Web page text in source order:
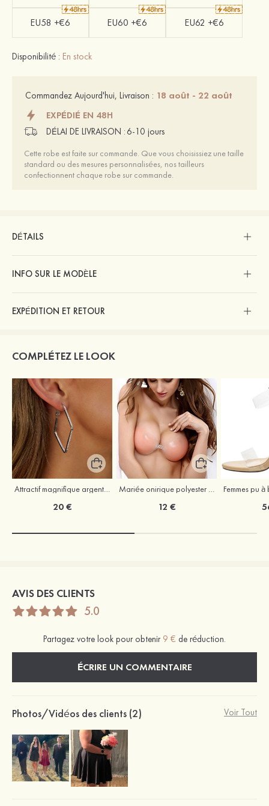
EU58 +€6 EU60 +€6 EU62 +€6
Disponibilité : En stock
Commandez Aujourd'hui, Livraison : 18 août - 22 août
EXPÉDIÉ EN 48H
DÉLAI DE LIVRAISON : 6-10 jours
Cette robe est faite sur commande. Que vous choisissiez une taille
standard ou des mesures personnalisées, nos tailleurs
confectionnent chaque robe sur commande.
DÉTAILS
INFO SUR LE MODÈLE
EXPÉDITION ET RETOUR
COMPLÉTEZ LE LOOK
20 € 12 €
AVIS DES CLIENTS
5.0
Partagez votre look pour obtenir 9 € de réduction.
ÉCRIRE UN COMMENTAIRE
Photos/Vidéos des clients (2) Voir Tout